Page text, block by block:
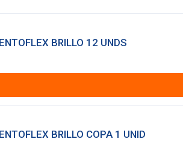
BRILLO 12 UNDS
BRILLO COPA 1 UNID